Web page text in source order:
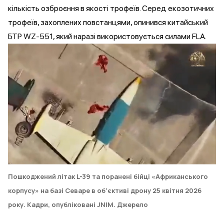
кількість озброєння в якості трофеїв. Серед екозотичних
трофеїв, захоплених повстанцями,опинивсякитайський
БТР WZ-551, який наразі використовується силами FLA.
Пошкоджений літак L-39 та поранені бійці «Африканського
корпусу» на базі Севаре в об’єктиві дрону 25 квітня 2026
року. Кадри, опубліковані JNIM. Джерело